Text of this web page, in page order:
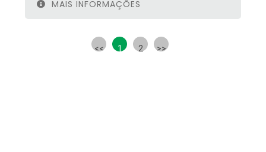
MAIS INFORMAÇÕES
<< 1 2 >>